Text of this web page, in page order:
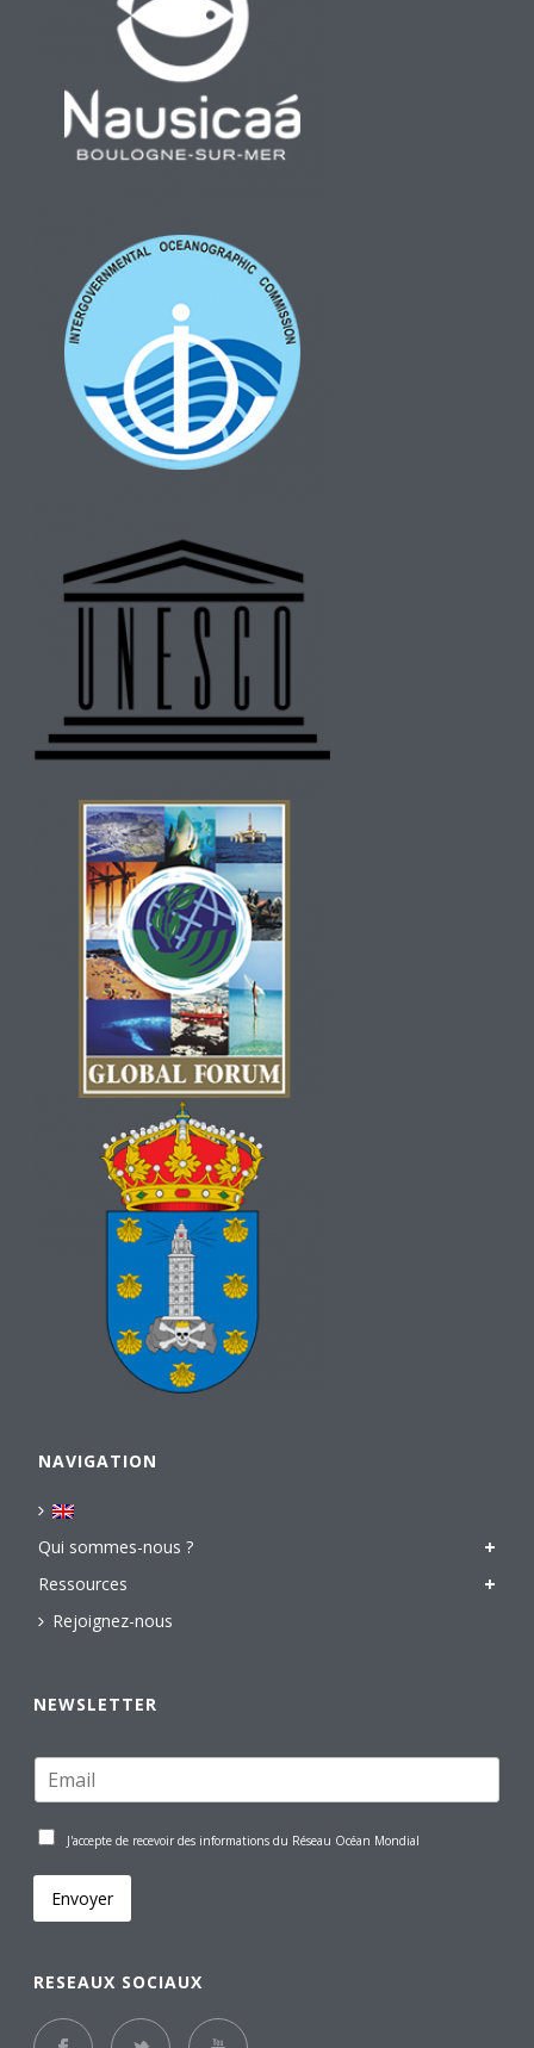
NAVIGATION
Qui sommes-nous ?
Ressources
Rejoignez-nous
NEWSLETTER
J'accepte de recevoir des informations du Réseau Océan Mondial
Envoyer
RESEAUX SOCIAUX